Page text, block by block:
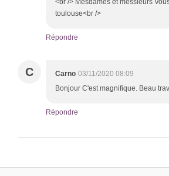
<br /> Mesdames et messieurs
toulouse<br />
Répondre
C Carno 03/11/2020 08:09
Bonjour C'est magnifique. Beau
Répondre